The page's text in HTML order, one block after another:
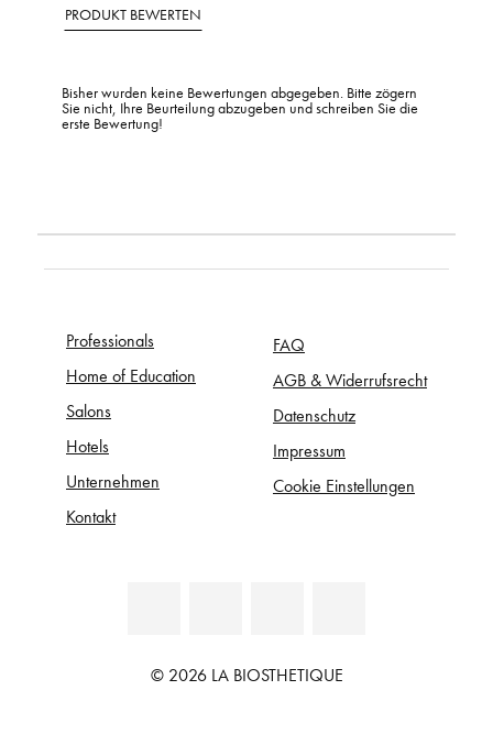
PRODUKT BEWERTEN
Bisher wurden keine Bewertungen abgegeben. Bitte zögern
Sie nicht, Ihre Beurteilung abzugeben und schreiben Sie die
erste Bewertung!
Professionals
Home of Education
Salons
Hotels
Unternehmen
Kontakt
FAQ
AGB & Widerrufsrecht
Datenschutz
Impressum
Cookie Einstellungen
© 2026 LA BIOSTHETIQUE